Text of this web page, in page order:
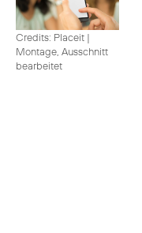
Credits: Placeit |
Montage, Ausschnitt
bearbeitet